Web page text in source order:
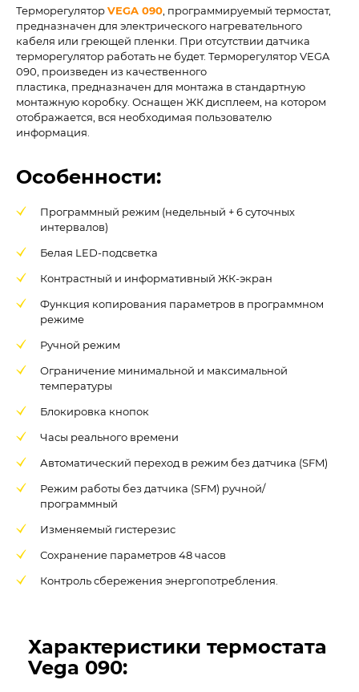
ТерморегуляторVEGA 090 , программируемый термостат,
предназначен для электрического нагревательного
кабеля или греющей пленки. При отсутствии датчика
терморегулятор работать не будет. Терморегулятор VEGA
090, произведен из качественного
пластика, предназначен для монтажа в стандартную
монтажную коробку. Оснащен ЖК дисплеем, на котором
отображается, вся необходимая пользователю
информация.
Особенности:
Программный режим (недельный + 6 суточных
интервалов)
Белая LED-подсветка
Контрастный и информативный ЖК-экран
Функция копирования параметров в программном
режиме
Ручной режим
Ограничение минимальной и максимальной
температуры
Блокировка кнопок
Часы реального времени
Автоматический переход в режим без датчика (SFM)
Режим работы без датчика (SFM) ручной/
программный
Изменяемый гистерезис
Сохранение параметров 48 часов
Контроль сбережения энергопотребления.
Характеристики термостата
Vega 090: